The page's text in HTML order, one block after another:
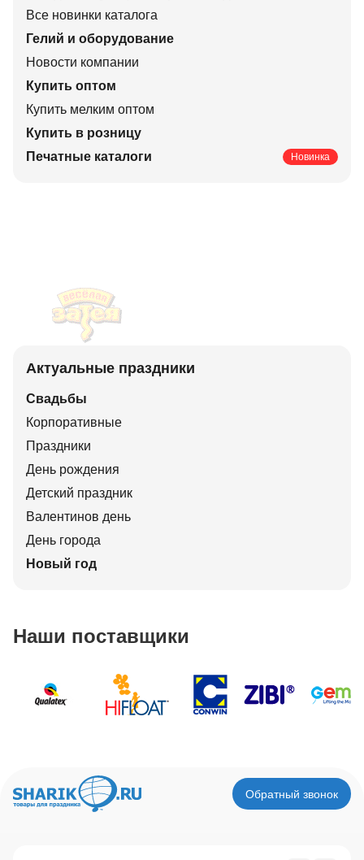
Все новинки каталога
Гелий и оборудование
Новости компании
Купить оптом
Купить мелким оптом
Купить в розницу
Печатные каталоги
Новинка
Актуальные праздники
Свадьбы
Корпоративные
Праздники
День рождения
Детский праздник
Валентинов день
День города
Новый год
Наши поставщики
Обратный звонок